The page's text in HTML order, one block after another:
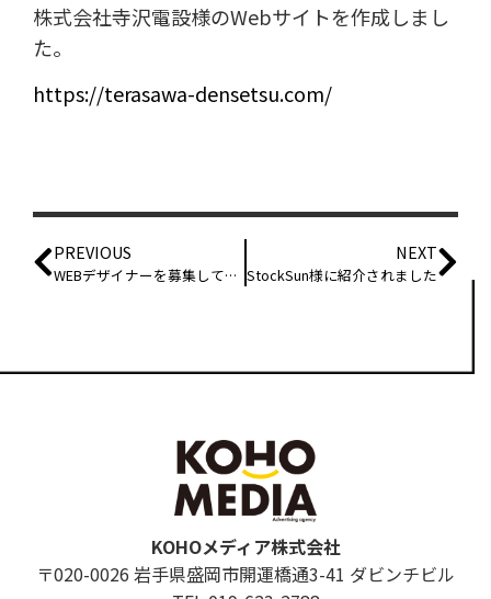
株式会社寺沢電設様のWebサイトを作成しまし
た。
https://terasawa-densetsu.com/
PREVIOUS
WEBデザイナーを募集しております
NEXT
StockSun様に紹介されました
KOHOメディア株式会社
〒020-0026 岩手県盛岡市開運橋通3-41 ダビンチビル